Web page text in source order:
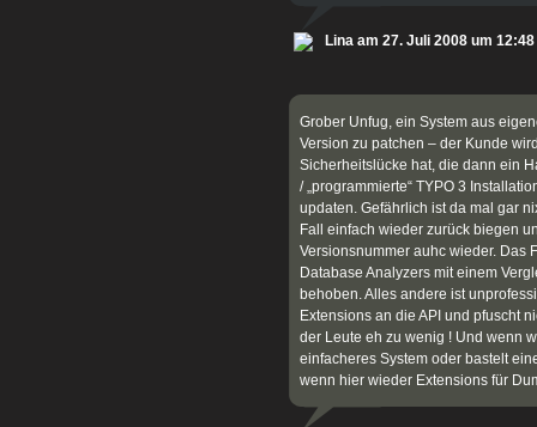
Lina am 27. Juli 2008 um 12:48
Grober Unfug, ein System aus
Version zu patchen – der Kunde
Sicherheitslücke hat, die dann ein
/ „programmierte“ TYPO 3
updaten. Gefährlich ist da mal gar
Fall einfach wieder zurück biegen
Versionsnummer auhc wieder. Das
Database Analyzers mit einem
behoben. Alles andere ist
Extensions an die API und pfuscht
der Leute eh zu wenig ! Und wenn
einfacheres System oder bastelt
wenn hier wieder Extensions für